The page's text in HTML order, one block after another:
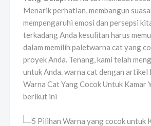
Menarik perhatian, membangun
mempengaruhi emosi dan persepsi
terkadang Anda kesulitan harus
dalam memilih paletwarna cat yang
proyek Anda. Tenang, kami telah
untuk Anda. warna cat dengan artikel
Warna Cat Yang Cocok Untuk Kamar
berikut ini